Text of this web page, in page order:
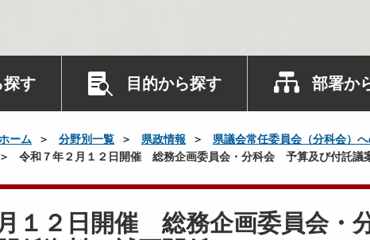
探す 目的から探す 部署か
ーム 分野別一覧 県政情報 県議会常任委員会（分科会）
令和７年２月１２日開催 総務企画委員会・分科会 予算及び付託議
１２日開催 総務企画委員会・